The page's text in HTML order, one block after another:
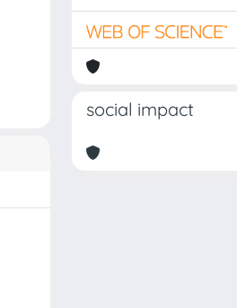
social impact